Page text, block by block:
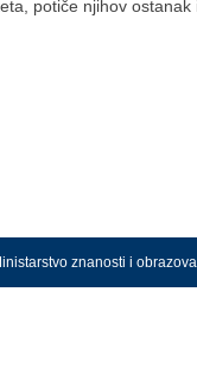
potiče njihov
znanosti i